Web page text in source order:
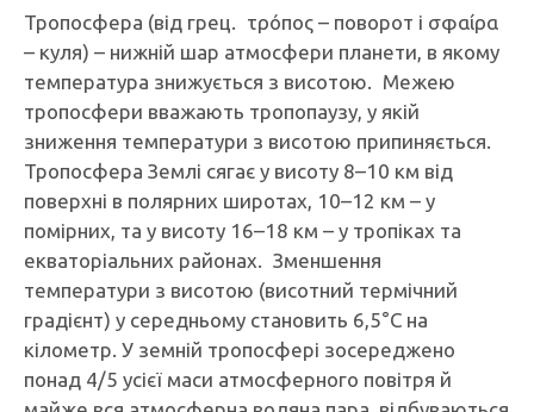
Тропосфера (від грец. τρόπος – поворот і σφαίρα
– куля) – нижній шар атмосфери планети, в якому
температура знижується з висотою. Межею
тропосфери вважають тропопаузу, у якій
зниження температури з висотою припиняється.
Тропосфера Землі сягає у висоту 8–10 км від
поверхні в полярних широтах, 10–12 км – у
помірних, та у висоту 16–18 км – у тропіках та
екваторіальних районах. Зменшення
температури з висотою (висотний термічний
градієнт) у середньому становить 6,5°С на
кілометр. У земній тропосфері зосереджено
понад 4/5 усієї маси атмосферного повітря й